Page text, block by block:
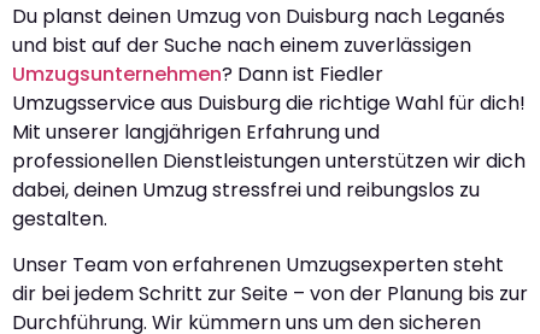
Du planst deinen Umzug von Duisburg nach Leganés
und bist auf der Suche nach einem zuverlässigen
Umzugsunternehmen? Dann ist Fiedler
Umzugsservice aus Duisburg die richtige Wahl für dich!
Mit unserer langjährigen Erfahrung und
professionellen Dienstleistungen unterstützen wir dich
dabei, deinen Umzug stressfrei und reibungslos zu
gestalten.
Unser Team von erfahrenen Umzugsexperten steht
dir bei jedem Schritt zur Seite – von der Planung bis zur
Durchführung. Wir kümmern uns um den sicheren